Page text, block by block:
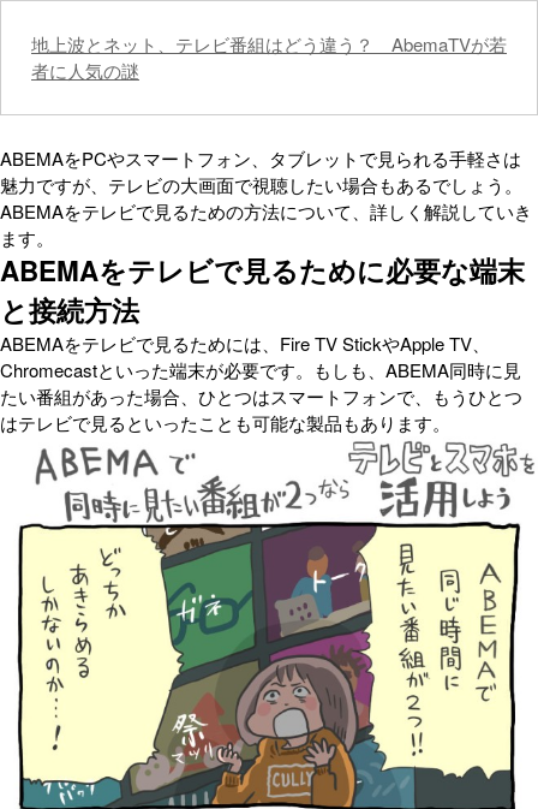
地上波とネット、テレビ番組はどう違う？ AbemaTVが若
者に人気の謎
ABEMAをPCやスマートフォン、タブレットで見られる手軽さは
魅力ですが、テレビの大画面で視聴したい場合もあるでしょう。
ABEMAをテレビで見るための方法について、詳しく解説していき
ます。
ABEMAをテレビで見るために必要な端末
と接続方法
ABEMAをテレビで見るためには、Fire TV StickやApple TV、
Chromecastといった端末が必要です。もしも、ABEMA同時に見
たい番組があった場合、ひとつはスマートフォンで、もうひとつ
はテレビで見るといったことも可能な製品もあります。